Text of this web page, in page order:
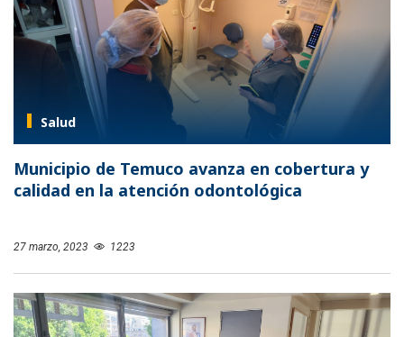
Salud
Municipio de Temuco avanza en cobertura y
calidad en la atención odontológica
27 marzo, 2023 1223